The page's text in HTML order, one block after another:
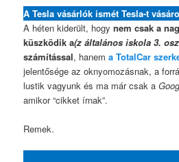
A Tesla vásárlók ismét Tesla-t
A héten kiderült, hogynem csak a
küszködik a(z általános iskola 3.
számítással, hanema TotalCar
jelentősége az oknyomozásnak, a
lustik vagyunk és ma már csak a
amikor “cikket írnak”.
Remek.